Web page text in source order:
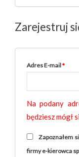
Zarejestruj
Adres E-mail*
Na podany
będziesz mógł
Zapoznałem
firmy e-kierowca